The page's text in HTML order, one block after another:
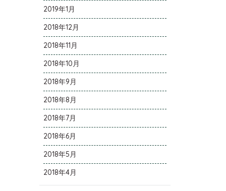
2019年1月
2018年12月
2018年11月
2018年10月
2018年9月
2018年8月
2018年7月
2018年6月
2018年5月
2018年4月